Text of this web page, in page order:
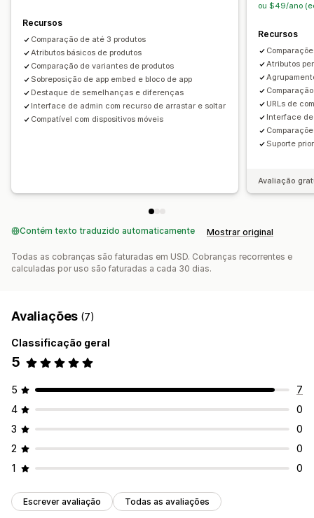
Responsividade para dispositivos móveis
Recursos
Comparação de até 3 produtos
Atributos básicos de produtos
Comparação de variantes de produtos
Sobreposição de app embed e bloco de app
Destaque de semelhanças e diferenças
Interface de admin com recurso de arrastar e soltar
Compatível com dispositivos móveis
ou $49/ano
Recursos
Atributos
URLs de
Interface
Suporte
Avaliação
Contém texto traduzido automaticamente Mostrar original
Todas as cobranças são faturadas em USD. Cobranças recorrentes e
calculadas por uso são faturadas a cada 30 dias.
Avaliações (7)
Classificação geral
5
5
7
4
0
3
0
2
0
1
0
Escrever avaliação Todas as avaliações